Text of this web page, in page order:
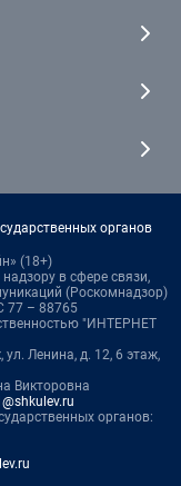
органов
(18+)
в сфере связи,
(Роскомнадзор)
77 – 88765
"ИНТЕРНЕТ
Ленина, д. 12, 6 этаж,
Викторовна
органов: